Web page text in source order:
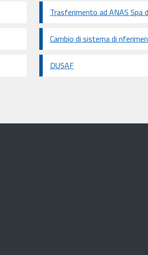
Trasferimento ad ANAS Spa
Cambio di sistema di
DUSAF